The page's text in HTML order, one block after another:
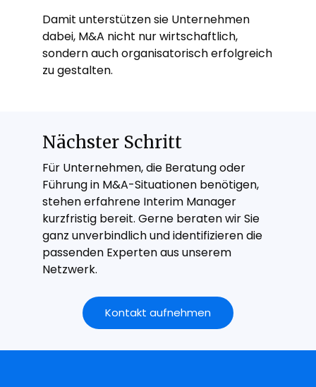
Damit unterstützen sie Unternehmen
dabei, M&A nicht nur wirtschaftlich,
sondern auch organisatorisch erfolgreich
zu gestalten.
Nächster Schritt
Für Unternehmen, die Beratung oder
Führung in M&A-Situationen benötigen,
stehen erfahrene Interim Manager
kurzfristig bereit. Gerne beraten wir Sie
ganz unverbindlich und identifizieren die
passenden Experten aus unserem
Netzwerk.
Kontakt aufnehmen